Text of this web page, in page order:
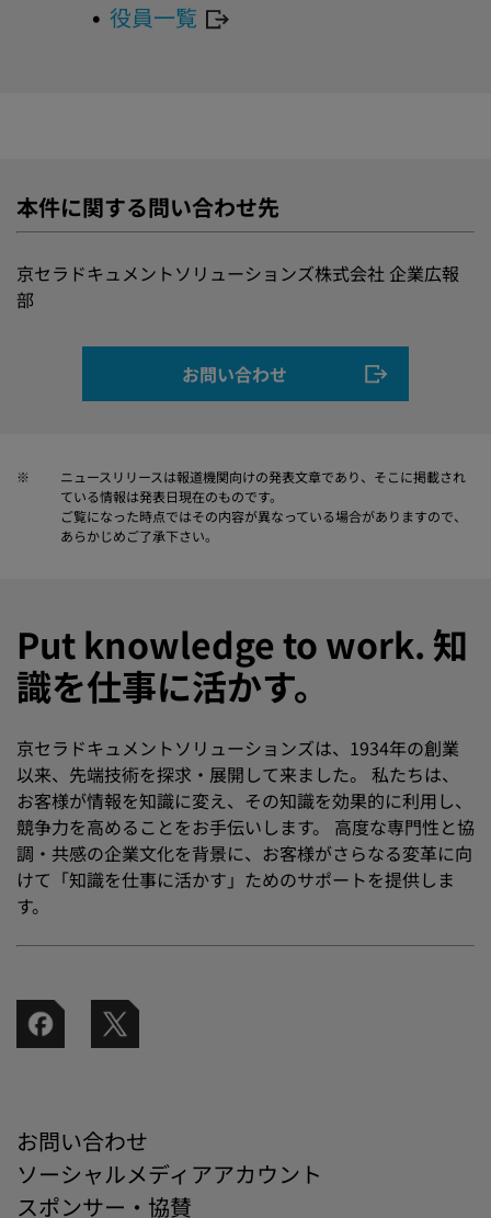
役員一覧
本件に関する問い合わせ先
京セラドキュメントソリューションズ株式会社 企業広報
部
お問い合わせ
※
ニュースリリースは報道機関向けの発表文章であり、そこに掲載され
ている情報は発表日現在のものです。
ご覧になった時点ではその内容が異なっている場合がありますので、
あらかじめご了承下さい。
Put knowledge to work. 知
識を仕事に活かす。
京セラドキュメントソリューションズは、1934年の創業
以来、先端技術を探求・展開して来ました。 私たちは、
お客様が情報を知識に変え、その知識を効果的に利用し、
競争力を高めることをお手伝いします。 高度な専門性と協
調・共感の企業文化を背景に、お客様がさらなる変革に向
けて「知識を仕事に活かす」ためのサポートを提供しま
す。
お問い合わせ
ソーシャルメディアアカウント
スポンサー・協賛